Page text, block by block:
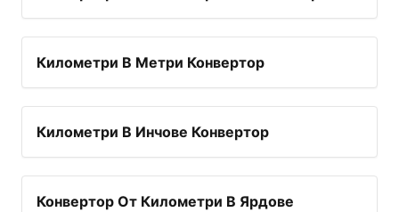
Километри В Метри Конвертор
Километри В Инчове Конвертор
Конвертор От Километри В Ярдове